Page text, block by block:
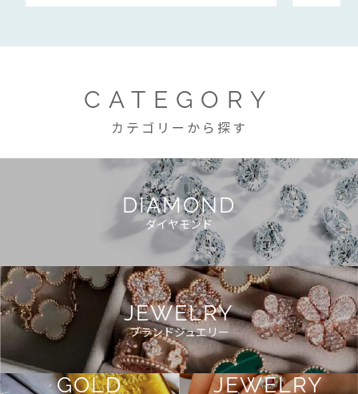
CATEGORY
カテゴリーから探す
DIAMOND
ダイヤモンド
JEWELRY
ブランドジュエリー
GOLD JEWELRY